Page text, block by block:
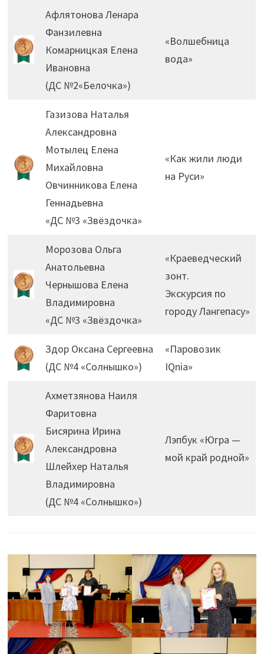
Афлятонова Ленара
Фанзилевна
Комарницкая Елена
Ивановна
(ДС №2«Белочка»)
«Волшебница
вода»
Газизова Наталья
Александровна
Мотылец Елена
Михайловна
Овчинникова Елена
Геннадьевна
«ДС №3 «Звёздочка»
«Как жили люди
на Руси»
Морозова Ольга
Анатольевна
Чернышова Елена
Владимировна
«ДС №3 «Звёздочка»
«Краеведческий
зонт.
Экскурсия по
городу Лангепасу»
Здор Оксана Сергеевна
(ДС №4 «Солнышко»)
«Паровозик
IQnia»
Ахметзянова Наиля
Фаритовна
Бисярина Ирина
Александровна
Шлейхер Наталья
Владимировна
(ДС №4 «Солнышко»)
Лэпбук «Югра —
мой край родной»